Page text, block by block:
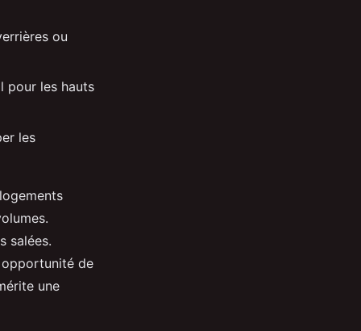
ou
pour les hauts
les
salées.
opportunité de
une